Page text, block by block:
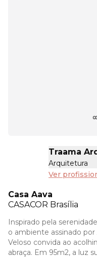
Traama
Arquitetura
Ver
Casa Aava
CASACOR Brasília
Inspirado pela
o ambiente assinado
Veloso convida ao
abraça. Em 95m2, a luz